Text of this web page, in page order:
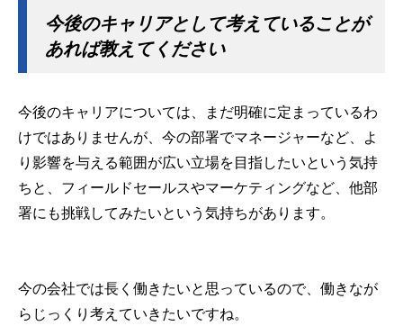
今後のキャリアとして考えていることが
あれば教えてください
今後のキャリアについては、まだ明確に定まっているわ
けではありませんが、今の部署でマネージャーなど、よ
り影響を与える範囲が広い立場を目指したいという気持
ちと、フィールドセールスやマーケティングなど、他部
署にも挑戦してみたいという気持ちがあります。
今の会社では長く働きたいと思っているので、働きなが
らじっくり考えていきたいですね。